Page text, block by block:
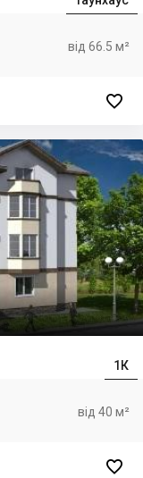
від 66.5 м²

1К
від 40 м²
